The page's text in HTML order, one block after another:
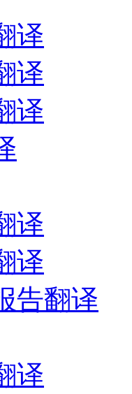
译
译
译
译
译
告翻译
译